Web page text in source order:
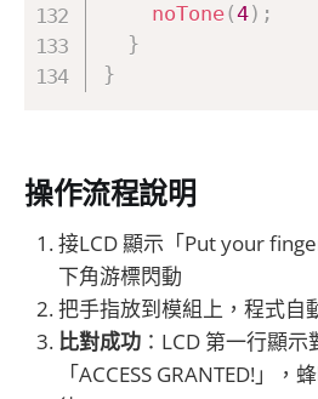
noTone(4) ;
}
}
操作流程說明
接LCD 顯示「Put your
下角游標閃動
把手指放到模組上，程式自
比對成功 ：LCD 第一行顯
「ACCESS GRANTED!」